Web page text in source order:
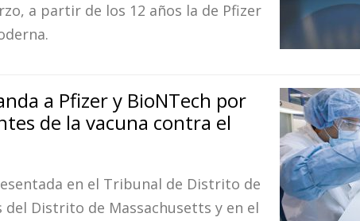
a partir de los 12 años la de Pfizer
a Pfizer y BioNTech por
de la vacuna contra el
en el Tribunal de Distrito de
del Distrito de Massachusetts y en el